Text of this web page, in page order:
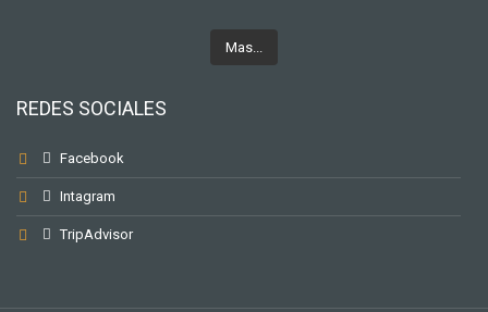
Mas...
REDES SOCIALES
Facebook
Intagram
TripAdvisor